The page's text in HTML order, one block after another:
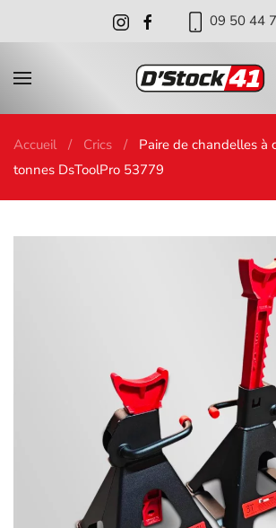
09 50 44
Accueil Crics
Paire de chandelles à
tonnes DsToolPro 53779